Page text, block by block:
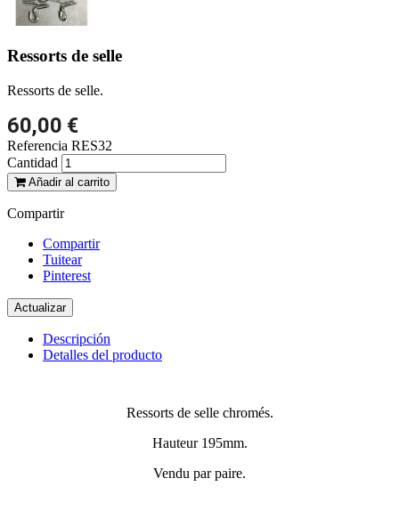
Ressorts de selle
Ressorts de selle.
60,00 €
Referencia RES32
Cantidad
Añadir al carrito
Compartir
Compartir
Tuitear
Pinterest
Descripción
Detalles del producto
Ressorts de selle chromés.
Hauteur 195mm.
Vendu par paire.